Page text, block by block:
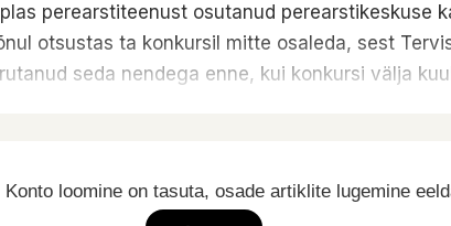
perearstiteenust osutanud perearstikeskuse
otsustas ta konkursil mitte osaleda, sest
seda nendega enne, kui konkursi välja
loomine on tasuta, osade artiklite lugemine